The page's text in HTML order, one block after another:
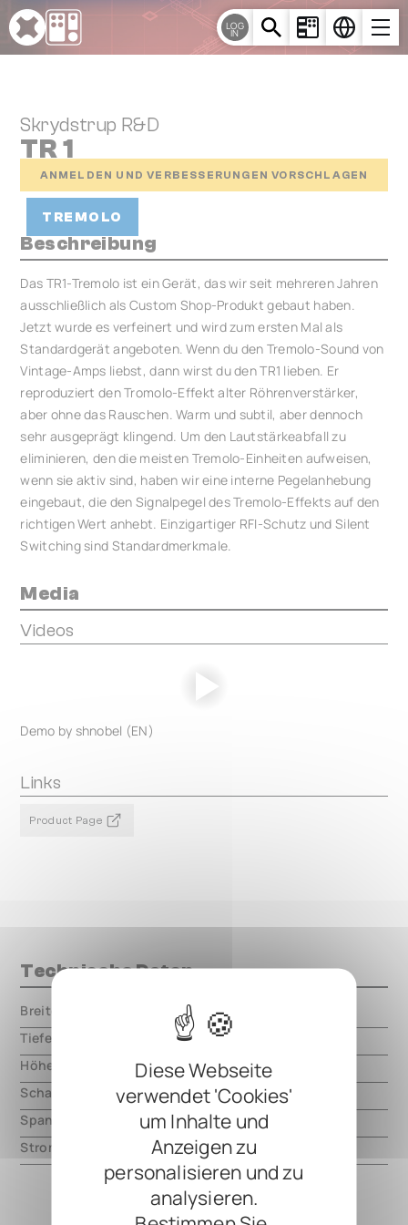
Cookie-Einstellungen
Diese Webseite
verwendet 'Cookies'
um Inhalte und
Anzeigen zu
personalisieren und zu
analysieren.
LOG
IN
Skrydstrup R&D
TR 1
ANMELDEN UND VERBESSERUNGEN VORSCHLAGEN
TREMOLO
Beschreibung
Das TR1-Tremolo ist ein Gerät, das wir seit mehreren Jahren
ausschließlich als Custom Shop-Produkt gebaut haben.
Jetzt wurde es verfeinert und wird zum ersten Mal als
Standardgerät angeboten. Wenn du den Tremolo-Sound von
Vintage-Amps liebst, dann wirst du den TR1 lieben. Er
reproduziert den Tromolo-Effekt alter Röhrenverstärker,
aber ohne das Rauschen. Warm und subtil, aber dennoch
sehr ausgeprägt klingend. Um den Lautstärkeabfall zu
eliminieren, den die meisten Tremolo-Einheiten aufweisen,
wenn sie aktiv sind, haben wir eine interne Pegelanhebung
eingebaut, die den Signalpegel des Tremolo-Effekts auf den
richtigen Wert anhebt. Einzigartiger RFI-Schutz und Silent
Switching sind Standardmerkmale.
Media
Videos
Demo by shnobel (EN)
Links
Product Page
Technische Daten
Breite
000.00 mm
Tiefe
000.00 mm
Höhe
000.00 mm
Schaltungsart
analog
Spannung
9V DC, center negative
Strom
50mA